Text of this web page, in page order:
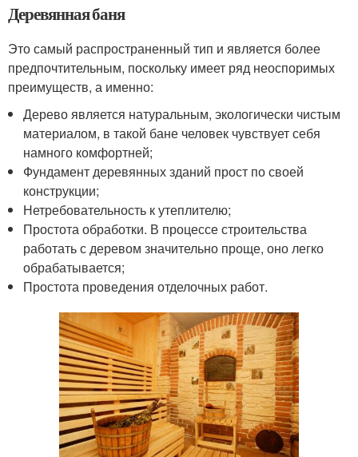
Деревянная баня
Это самый распространенный тип и является более
предпочтительным, поскольку имеет ряд неоспоримых
преимуществ, а именно:
Дерево является натуральным, экологически чистым
материалом, в такой бане человек чувствует себя
намного комфортней;
Фундамент деревянных зданий прост по своей
конструкции;
Нетребовательность к утеплителю;
Простота обработки. В процессе строительства
работать с деревом значительно проще, оно легко
обрабатывается;
Простота проведения отделочных работ.